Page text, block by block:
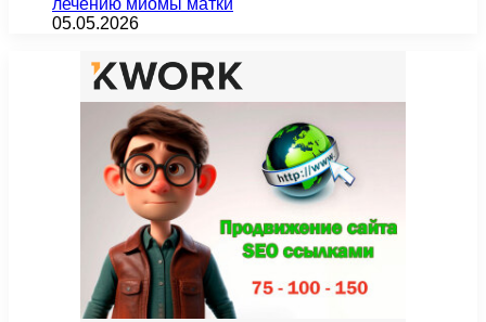
лечению миомы матки
05.05.2026